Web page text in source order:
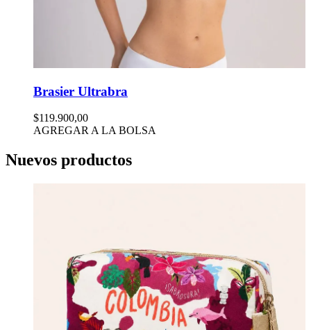
Brasier Ultrabra
$119.900,00
AGREGAR A LA BOLSA
Nuevos productos